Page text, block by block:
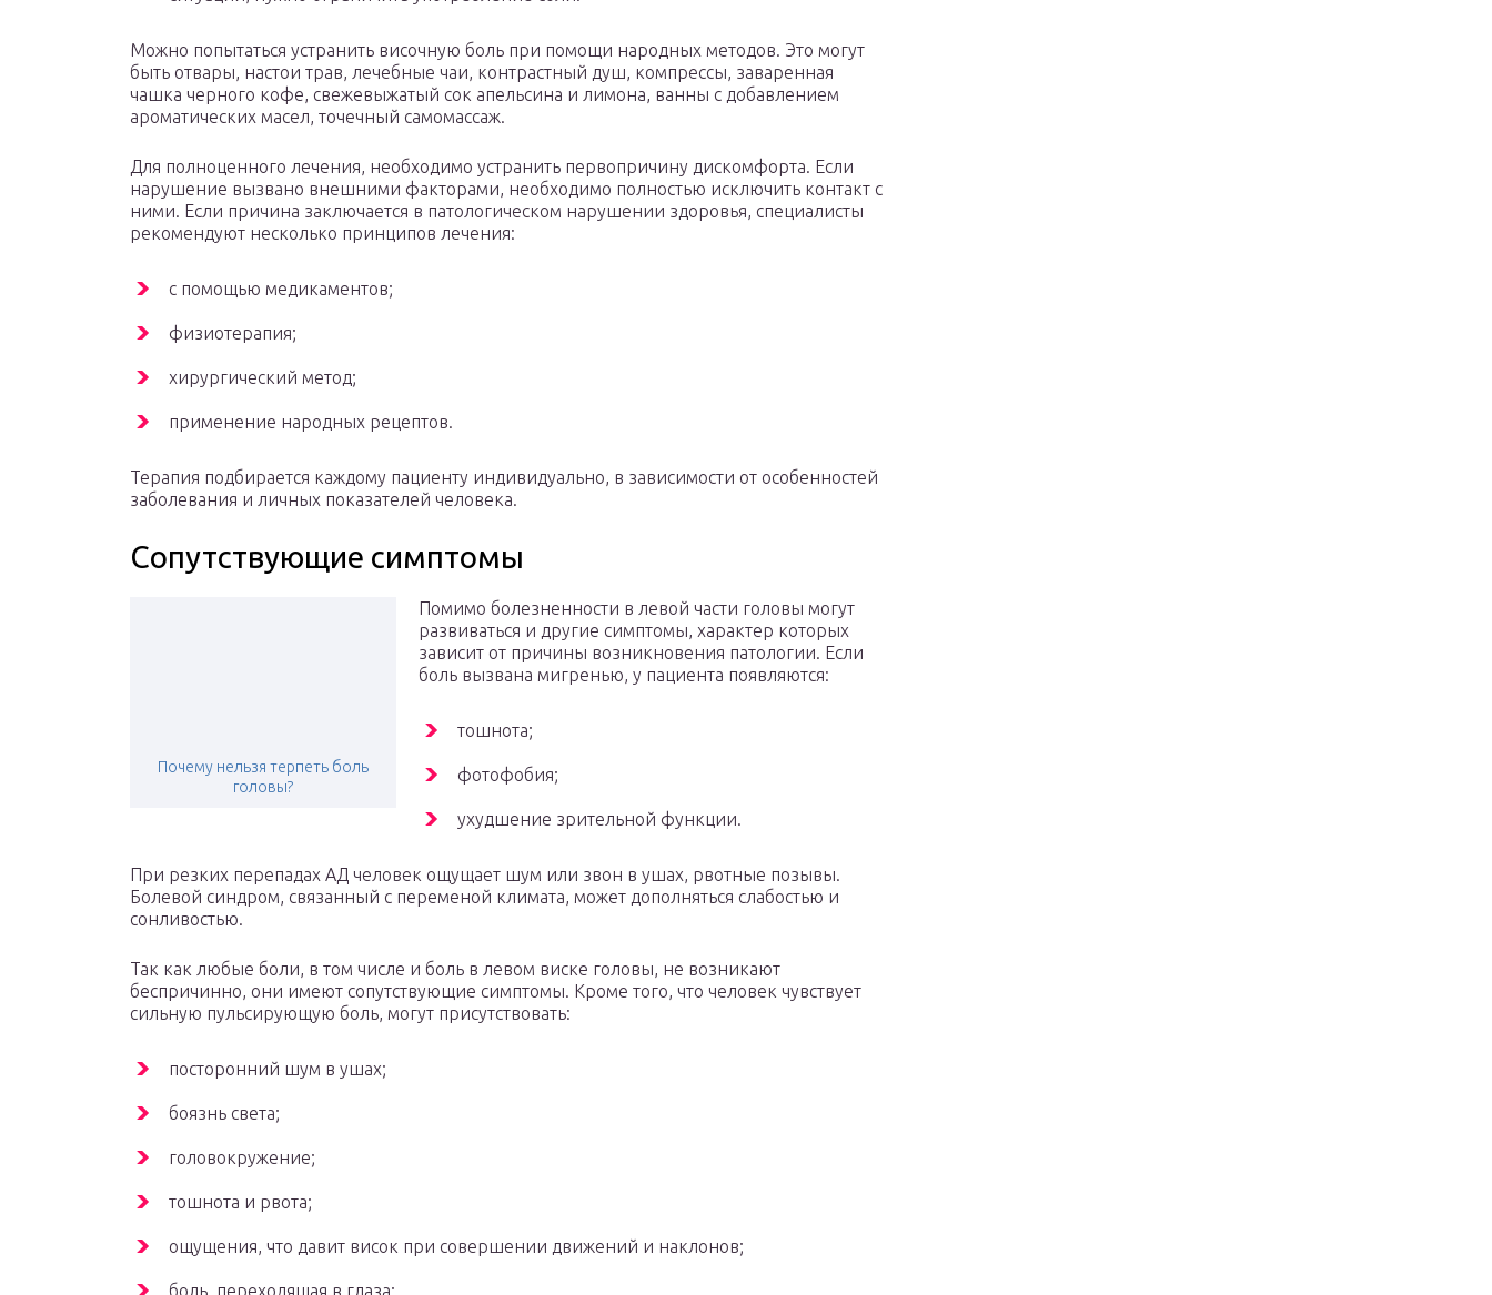
Можно попытаться устранить височную боль при помощи народных методов. Это могут
быть отвары, настои трав, лечебные чаи, контрастный душ, компрессы, заваренная
чашка черного кофе, свежевыжатый сок апельсина и лимона, ванны с добавлением
ароматических масел, точечный самомассаж.
Для полноценного лечения, необходимо устранить первопричину дискомфорта. Если
нарушение вызвано внешними факторами, необходимо полностью исключить контакт с
ними. Если причина заключается в патологическом нарушении здоровья, специалисты
рекомендуют несколько принципов лечения:
с помощью медикаментов;
физиотерапия;
хирургический метод;
применение народных рецептов.
Терапия подбирается каждому пациенту индивидуально, в зависимости от особенностей
заболевания и личных показателей человека.
Сопутствующие симптомы
Почему нельзя терпеть боль
головы?
Помимо болезненности в левой части головы могут
развиваться и другие симптомы, характер которых
зависит от причины возникновения патологии. Если
боль вызвана мигренью, у пациента появляются:
тошнота;
фотофобия;
ухудшение зрительной функции.
При резких перепадах АД человек ощущает шум или звон в ушах, рвотные позывы.
Болевой синдром, связанный с переменой климата, может дополняться слабостью и
сонливостью.
Так как любые боли, в том числе и боль в левом виске головы, не возникают
беспричинно, они имеют сопутствующие симптомы. Кроме того, что человек чувствует
сильную пульсирующую боль, могут присутствовать:
посторонний шум в ушах;
боязнь света;
головокружение;
тошнота и рвота;
ощущения, что давит висок при совершении движений и наклонов;
боль, переходящая в глаза;